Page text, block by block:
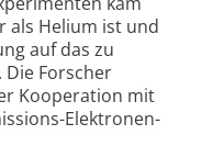
als Helium ist und
auf das zu
Forscher
Kooperation mit
Elektronen­